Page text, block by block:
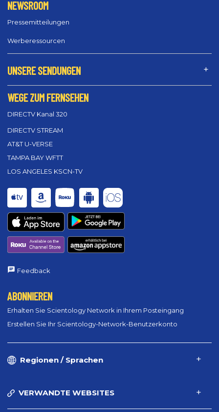
NEWSROOM
Pressemitteilungen
Werberessourcen
UNSERE SENDUNGEN
WEGE ZUM FERNSEHEN
DIRECTV Kanal 320
DIRECTV STREAM
AT&T U-VERSE
TAMPA BAY WFTT
LOS ANGELES KSCN-TV
Feedback
ABONNIEREN
Erhalten Sie Scientology Network in Ihrem Posteingang
Erstellen Sie Ihr Scientology-Network-Benutzerkonto
Regionen / Sprachen
VERWANDTE WEBSITES